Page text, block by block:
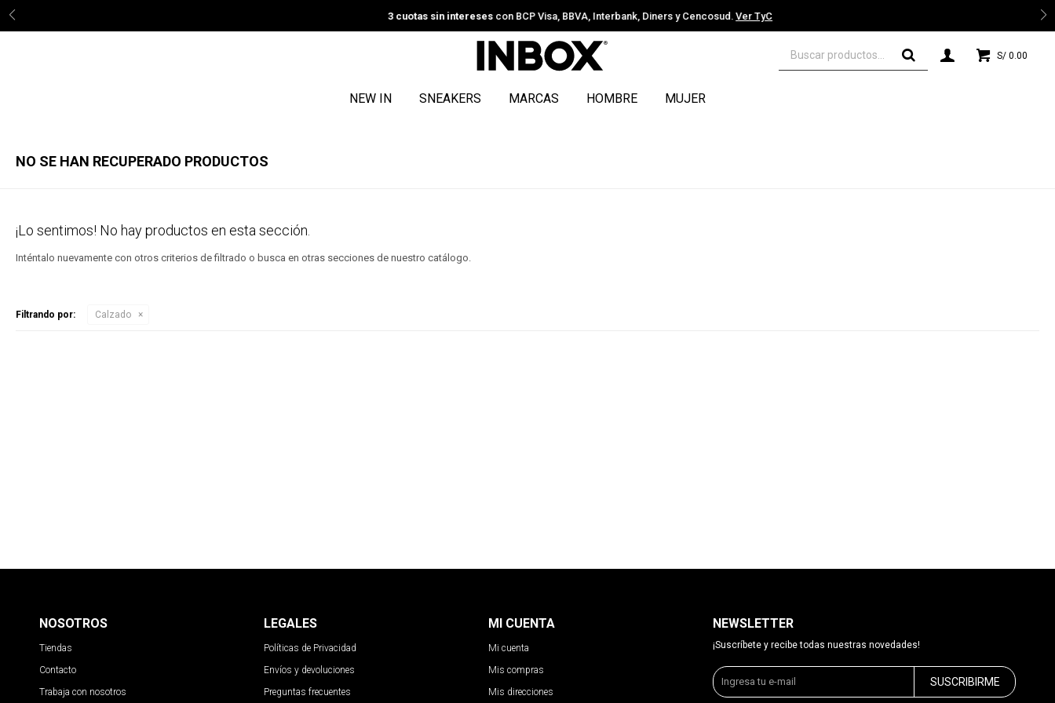
3 cuotas sin interesescon BCP Visa, BBVA, Interbank, Diners y Cencosud. Ver TyC
NEW IN SNEAKERS MARCAS HOMBRE MUJER
S/ 0.00
NO SE HAN RECUPERADO PRODUCTOS
¡Lo sentimos! No hay productos en esta sección.
Inténtalo nuevamente con otros criterios de filtrado o busca en otras secciones de nuestro catálogo.
Filtrando por: Calzado
NOSOTROS
Tiendas
Contacto
Trabaja con nosotros
LEGALES
Políticas de Privacidad
Envíos y devoluciones
Preguntas frecuentes
MI CUENTA
Mi cuenta
Mis compras
Mis direcciones
NEWSLETTER
¡Suscríbete y recibe todas nuestras novedades!
SUSCRIBIRME